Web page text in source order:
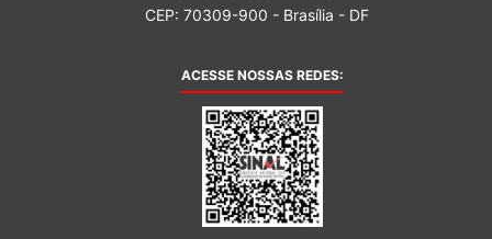
CEP: 70309-900 - Brasília - DF
ACESSE NOSSAS REDES: